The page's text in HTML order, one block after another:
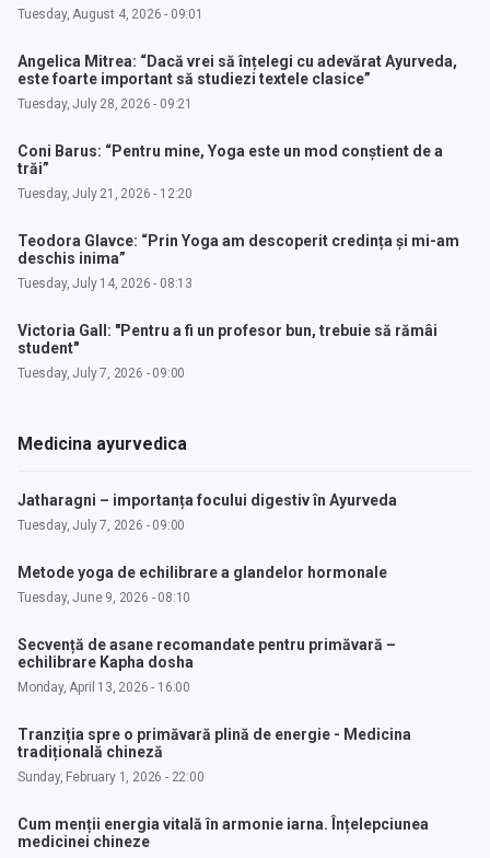
Tuesday, August 4, 2026 - 09:01
Angelica Mitrea: “Dacă vrei să înțelegi cu adevărat Ayurveda,
este foarte important să studiezi textele clasice”
Tuesday, July 28, 2026 - 09:21
Coni Barus: “Pentru mine, Yoga este un mod conștient de a
trăi”
Tuesday, July 21, 2026 - 12:20
Teodora Glavce: “Prin Yoga am descoperit credința și mi-am
deschis inima”
Tuesday, July 14, 2026 - 08:13
Victoria Gall: "Pentru a fi un profesor bun, trebuie să rămâi
student"
Tuesday, July 7, 2026 - 09:00
Medicina ayurvedica
Jatharagni – importanța focului digestiv în Ayurveda
Tuesday, July 7, 2026 - 09:00
Metode yoga de echilibrare a glandelor hormonale
Tuesday, June 9, 2026 - 08:10
Secvență de asane recomandate pentru primăvară –
echilibrare Kapha dosha
Monday, April 13, 2026 - 16:00
Tranziția spre o primăvară plină de energie - Medicina
tradițională chineză
Sunday, February 1, 2026 - 22:00
Cum menții energia vitală în armonie iarna. Înțelepciunea
medicinei chineze